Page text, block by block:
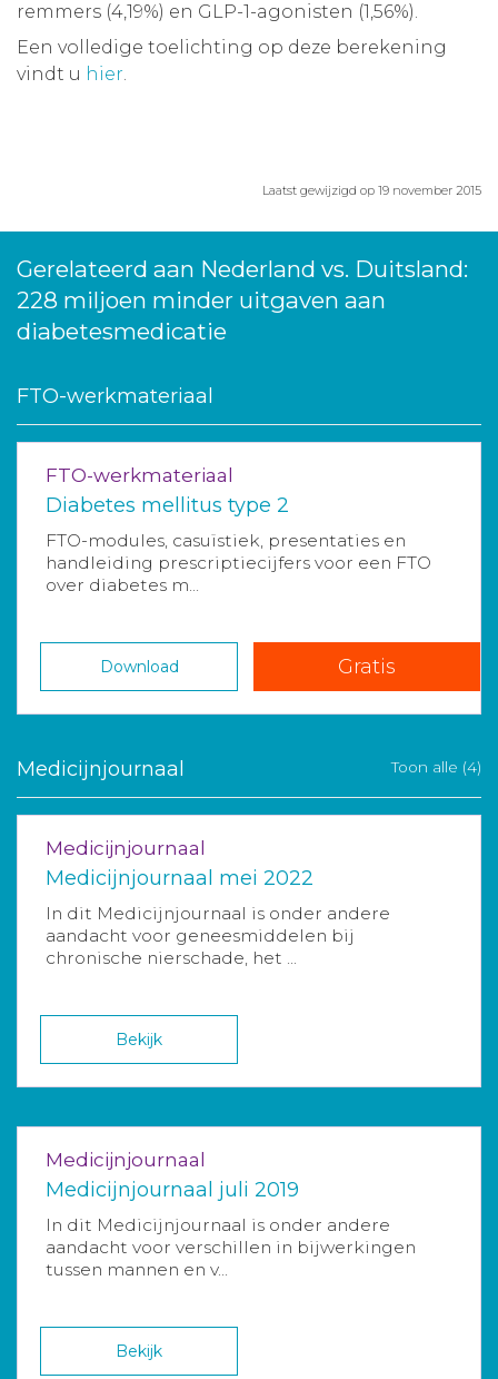
remmers (4,19%) en GLP-1-agonisten (1,56%).
Een volledige toelichting op deze berekening
vindt u hier.
Laatst gewijzigd op 19 november 2015
Gerelateerd aan Nederland vs. Duitsland:
228 miljoen minder uitgaven aan
diabetesmedicatie
FTO-werkmateriaal
FTO-werkmateriaal
Diabetes mellitus type 2
FTO-modules, casuïstiek, presentaties en
handleiding prescriptiecijfers voor een FTO
over diabetes m...
Download Gratis
Medicijnjournaal Toon alle (4)
Medicijnjournaal
Medicijnjournaal mei 2022
In dit Medicijnjournaal is onder andere
aandacht voor geneesmiddelen bij
chronische nierschade, het ...
Bekijk
Medicijnjournaal
Medicijnjournaal juli 2019
In dit Medicijnjournaal is onder andere
aandacht voor verschillen in bijwerkingen
tussen mannen en v...
Bekijk